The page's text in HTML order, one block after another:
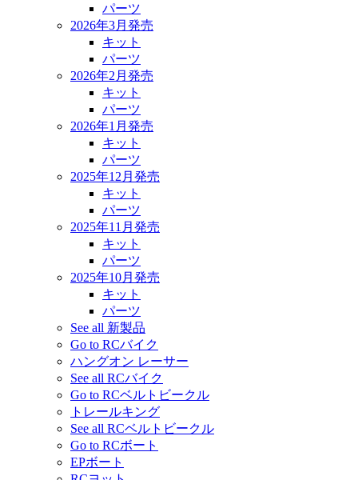
パーツ
2026年3月発売
キット
パーツ
2026年2月発売
キット
パーツ
2026年1月発売
キット
パーツ
2025年12月発売
キット
パーツ
2025年11月発売
キット
パーツ
2025年10月発売
キット
パーツ
See all 新製品
Go to RCバイク
ハングオン レーサー
See all RCバイク
Go to RCベルトビークル
トレールキング
See all RCベルトビークル
Go to RCボート
EPボート